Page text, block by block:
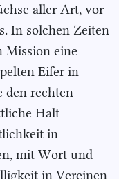
aller Art, vor
In solchen Zeiten
Mission eine
Eifer in
den rechten
Halt
in
mit Wort und
in Vereinen